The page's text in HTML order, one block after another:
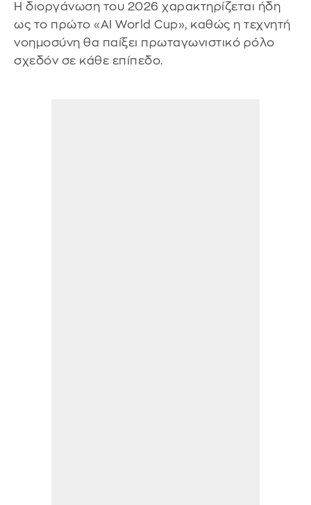
Η διοργάνωση του 2026 χαρακτηρίζεται ήδη
ως το πρώτο «AI World Cup», καθώς η τεχνητή
νοημοσύνη θα παίξει πρωταγωνιστικό ρόλο
σχεδόν σε κάθε επίπεδο.